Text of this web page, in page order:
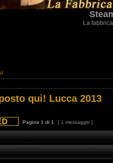
La
qui! Lucca 2013
Pagina 1 di 1 [ 1 messaggio ]